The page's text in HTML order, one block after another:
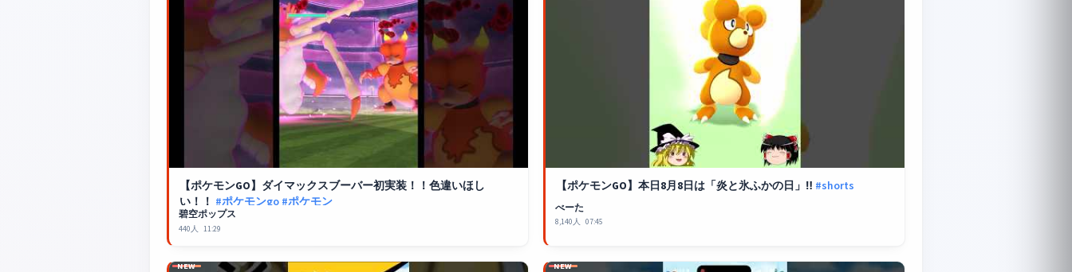
【ポケモンGO】ダイマックスブーバー初実装！！色違いほし
い！！ #ポケモンgo #ポケモン
碧空ポップス
440人 11:29
【ポケモンGO】本日8月8日は「炎と氷ふかの日」‼ #shorts
べーた
8,140人 07:45
NEW NEW